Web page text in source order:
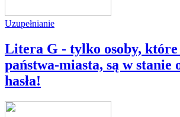
Uzupełnianie
Litera G - tylko osoby, które
państwa-miasta, są w stanie
hasła!